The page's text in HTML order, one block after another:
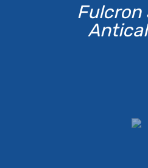
Fulcron